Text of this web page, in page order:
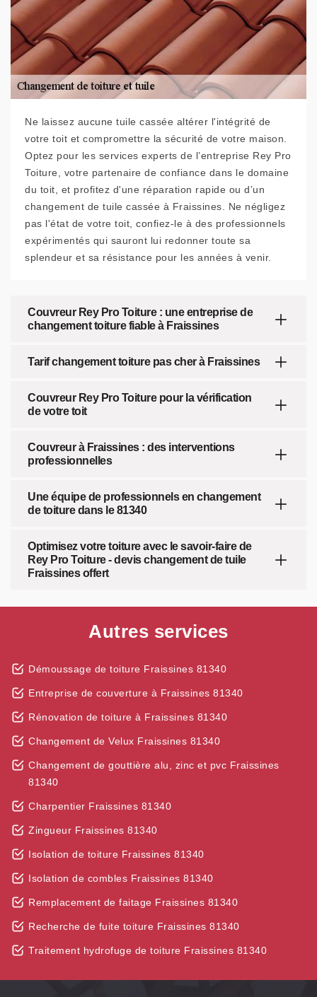
Ne laissez aucune tuile cassée altérer l'intégrité de
votre toit et compromettre la sécurité de votre maison.
Optez pour les services experts de l’entreprise Rey Pro
Toiture, votre partenaire de confiance dans le domaine
du toit, et profitez d'une réparation rapide ou d’un
changement de tuile cassée à Fraissines. Ne négligez
pas l'état de votre toit, confiez-le à des professionnels
expérimentés qui sauront lui redonner toute sa
splendeur et sa résistance pour les années à venir.
Couvreur Rey Pro Toiture : une entreprise de
changement toiture fiable à Fraissines
Tarif changement toiture pas cher à Fraissines
Couvreur Rey Pro Toiture pour la vérification
de votre toit
Couvreur à Fraissines : des interventions
professionnelles
Une équipe de professionnels en changement
de toiture dans le 81340
Optimisez votre toiture avec le savoir-faire de
Rey Pro Toiture - devis changement de tuile
Fraissines offert
Autres services
Démoussage de toiture Fraissines 81340
Entreprise de couverture à Fraissines 81340
Rénovation de toiture à Fraissines 81340
Changement de Velux Fraissines 81340
Changement de gouttière alu, zinc et pvc Fraissines
81340
Charpentier Fraissines 81340
Zingueur Fraissines 81340
Isolation de toiture Fraissines 81340
Isolation de combles Fraissines 81340
Remplacement de faitage Fraissines 81340
Recherche de fuite toiture Fraissines 81340
Traitement hydrofuge de toiture Fraissines 81340